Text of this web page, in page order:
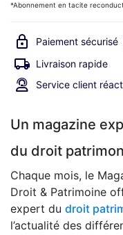
*Abonnement en tacite
Paiement sécurisé
Livraison rapide
Service client
Un magazine
du droit
Chaque mois, le
Droit & Patrimoine
expert du droit
l’actualité des